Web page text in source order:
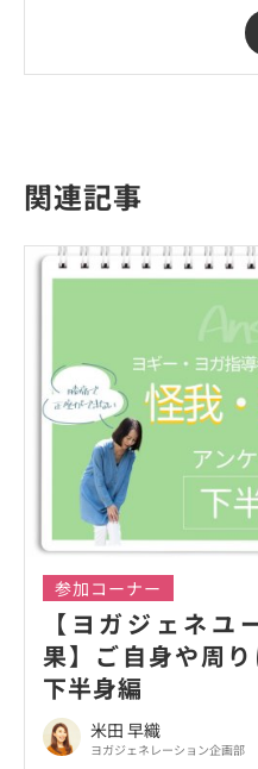
関連記事
参加コーナー
【ヨガジェネユ
果】ご自身や周
下半身編
米田 早織
ヨガジェネレーション企画部